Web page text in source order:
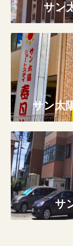
サン
サン太
サ